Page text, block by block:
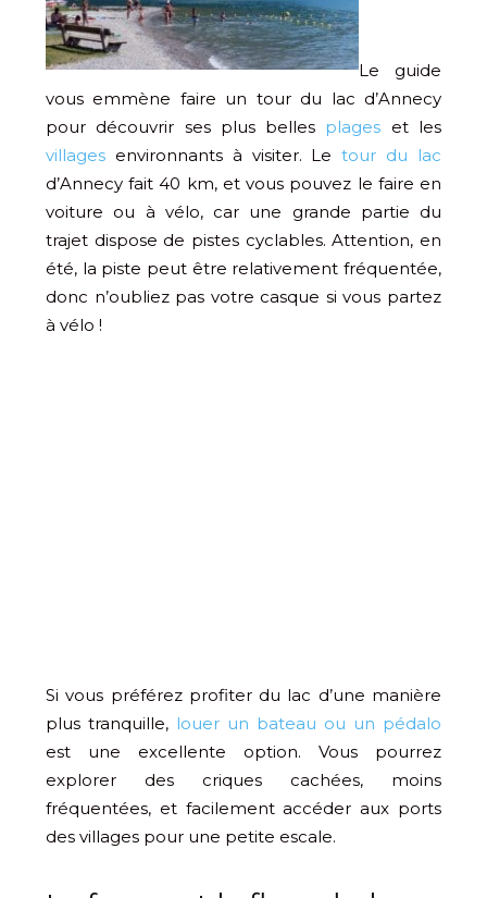
Le guide
vous emmène faire un tour du lac d’Annecy
pour découvrir ses plus belles plages et les
villages environnants à visiter. Letour du lac
d’Annecy fait 40 km, et vous pouvez le faire en
voiture ou à vélo, car une grande partie du
trajet dispose de pistes cyclables. Attention, en
été, la piste peut être relativement fréquentée,
donc n’oubliez pas votre casque si vous partez
à vélo !
Si vous préférez profiter du lac d’une manière
plus tranquille, louer un bateau ou un pédalo
est une excellente option. Vous pourrez
explorer des criques cachées, moins
fréquentées, et facilement accéder aux ports
des villages pour une petite escale.